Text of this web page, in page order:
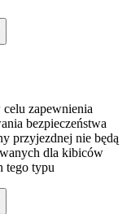
celu zapewnienia
bezpieczeństwa
przyjezdnej nie będą
dla kibiców
tego typu